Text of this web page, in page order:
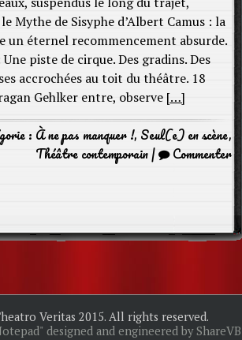
Mythe de Sisyphe d’Albert Camus : la
un éternel recommencement absurde.
piste de cirque. Des gradins. Des
accrochées au toit du théâtre. 18
Gehlker entre, observe […]
: À ne pas manquer !, Seul(e) en scène,
Théâtre contemporain| Commenter
Veritas 2015. All rights reserved.
designed and engineered by ShareVB